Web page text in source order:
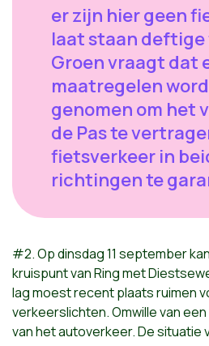
er zijn hier geen
laat staan
Groen vraagt dat
maatregelen
genomen om het
de Pas te
fietsverkeer in
richtingen te
#2. Op dinsdag 11 september
kruispunt van Ring met
lag moest recent plaats ruimen
verkeerslichten. Omwille van
van het autoverkeer. De situatie